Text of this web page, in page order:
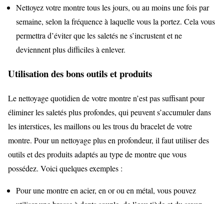
Nettoyez votre montre tous les jours, ou au moins une fois par
semaine, selon la fréquence à laquelle vous la portez. Cela vous
permettra d’éviter que les saletés ne s’incrustent et ne
deviennent plus difficiles à enlever.
Utilisation des bons outils et produits
Le nettoyage quotidien de votre montre n’est pas suffisant pour
éliminer les saletés plus profondes, qui peuvent s’accumuler dans
les interstices, les maillons ou les trous du bracelet de votre
montre. Pour un nettoyage plus en profondeur, il faut utiliser des
outils et des produits adaptés au type de montre que vous
possédez. Voici quelques exemples :
Pour une montre en acier, en or ou en métal, vous pouvez